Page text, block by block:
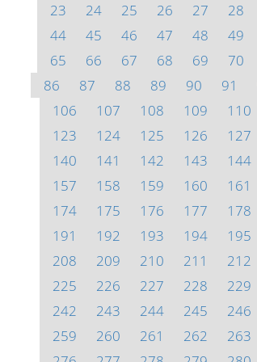
23
24 25 26 27 28
44
45 46 47 48 49
65
66 67 68 69 70
86
87 88 89 90 91
106
107 108 109 110
123
124 125 126 127
140
141 142 143 144
157
158 159 160 161
174
175 176 177 178
191
192 193 194 195
208
209 210 211 212
225
226 227 228 229
242
243 244 245 246
259
260 261 262 263